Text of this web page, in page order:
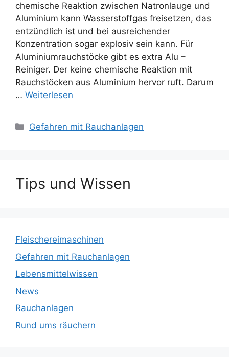
chemische Reaktion zwischen Natronlauge und
Aluminium kann Wasserstoffgas freisetzen, das
entzündlich ist und bei ausreichender
Konzentration sogar explosiv sein kann. Für
Aluminiumrauchstöcke gibt es extra Alu –
Reiniger. Der keine chemische Reaktion mit
Rauchstöcken aus Aluminium hervor ruft. Darum
… Weiterlesen
Kategorien
Gefahren mit Rauchanlagen
Tips und Wissen
Fleischereimaschinen
Gefahren mit Rauchanlagen
Lebensmittelwissen
News
Rauchanlagen
Rund ums räuchern